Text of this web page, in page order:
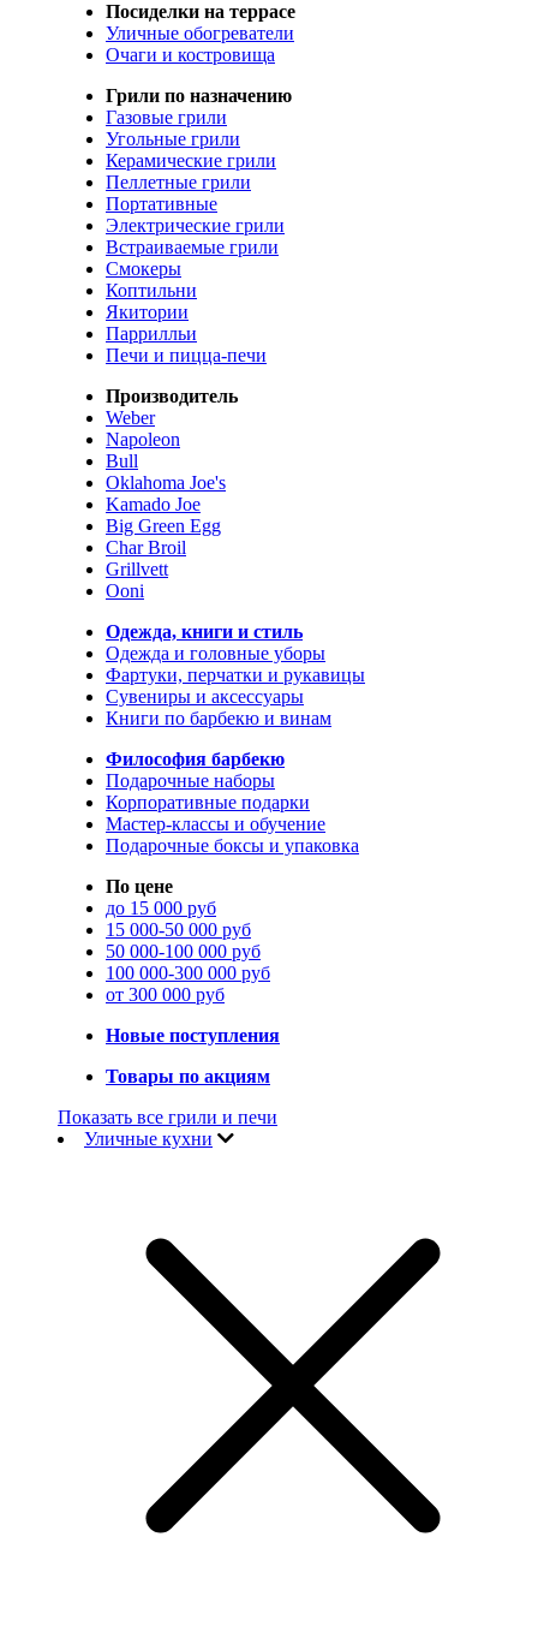
Посиделки на террасе
Уличные обогреватели
Очаги и костровища
Грили по назначению
Газовые грили
Угольные грили
Керамические грили
Пеллетные грили
Портативные
Электрические грили
Встраиваемые грили
Смокеры
Коптильни
Якитории
Паррилльи
Печи и пицца-печи
Производитель
Weber
Napoleon
Bull
Oklahoma Joe's
Kamado Joe
Big Green Egg
Char Broil
Grillvett
Ooni
Одежда, книги и стиль
Одежда и головные уборы
Фартуки, перчатки и рукавицы
Сувениры и аксессуары
Книги по барбекю и винам
Философия барбекю
Подарочные наборы
Корпоративные подарки
Мастер-классы и обучение
Подарочные боксы и упаковка
По цене
до 15 000 руб
15 000-50 000 руб
50 000-100 000 руб
100 000-300 000 руб
от 300 000 руб
Новые поступления
Товары по акциям
Показать все грили и печи
Уличные кухни